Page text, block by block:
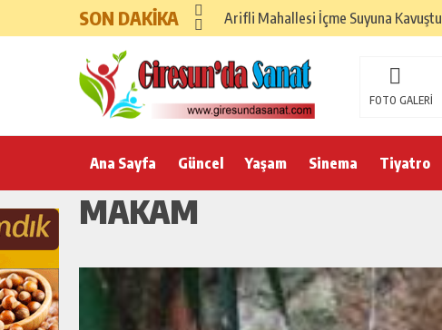
SON DAKİKA Arifli Mahallesi İçme Suyuna Kavuştu
FOTO GALERİ
Ana Sayfa Güncel Yaşam Sinema Tiyatro
MAKAM